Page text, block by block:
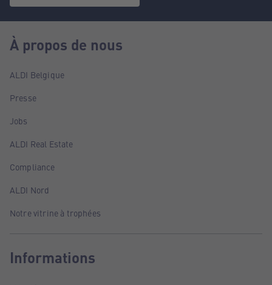
À propos de nous
ALDI Belgique
Presse
Jobs
ALDI Real Estate
Compliance
ALDI Nord
Notre vitrine à trophées
Informations